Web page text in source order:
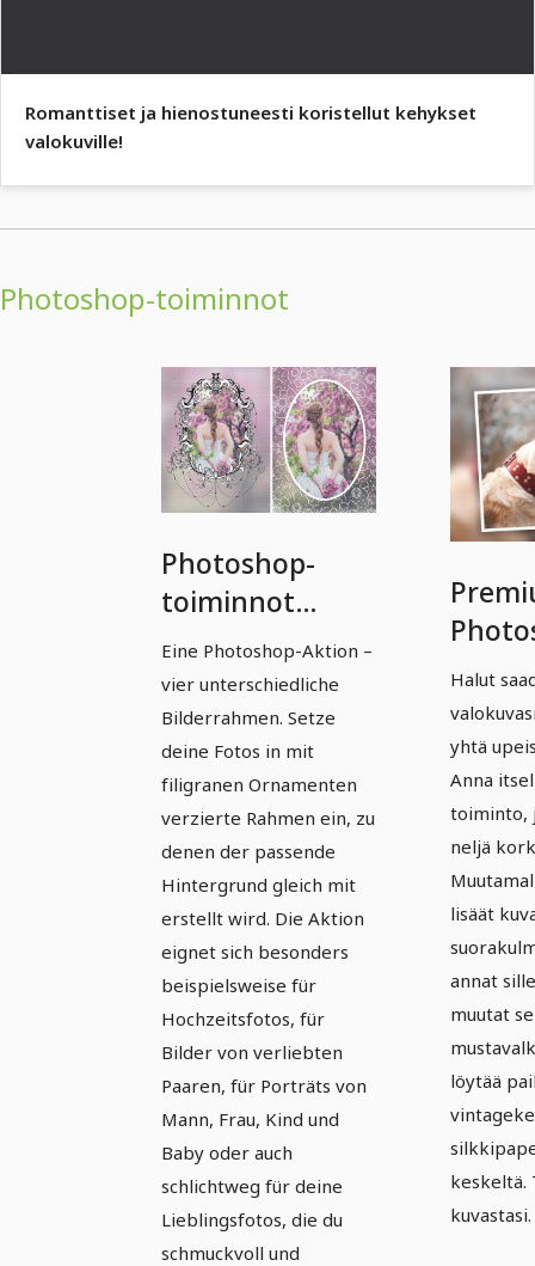
Romanttiset ja hienostuneesti koristellut kehykset
valokuville!
Photoshop-toiminnot
Photoshop-
toiminnot
Premium-
luokassa – Vol.
2: 01 | Neljä
romanttista
kuvakehystä
Eine Photoshop-Aktion –
vier unterschiedliche
Bilderrahmen. Setze
deine Fotos in mit
filigranen Ornamenten
verzierte Rahmen ein, zu
denen der passende
Hintergrund gleich mit
erstellt wird. Die Aktion
eignet sich besonders
beispielsweise für
Hochzeitsfotos, für
Bilder von verliebten
Paaren, für Porträts von
Mann, Frau, Kind und
Baby oder auch
schlichtweg für deine
Lieblingsfotos, die du
schmuckvoll und
02 |
Halut
yhtä
Anna
toiminto,
neljä
lisäät
annat
muutat
löytää
keskeltä.
kuvastasi.